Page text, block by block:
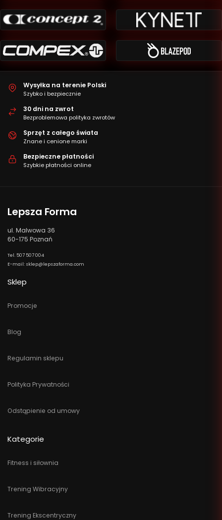
Wysyłka na terenie Polski
Szybko i bezpiecznie
30 dni na zwrot
Bezproblemowa polityka zwrotów
Sprzęt z całego świata
Znane i cenione marki
Bezpieczne płatności
Szybkie płatności online
Lepsza Forma
ul. Malwowa 36
60-175 Poznań
Tel. 507 507 004
E-mail: sklep@lepszaforma.com
Sklep
Promocje
Blog
Regulamin sklepu
Polityka Prywatności
Odstąpienie od umowy
Kategorie
Fitness i siłownia
Trening Wibracyjny
Trening Ekscentryczny